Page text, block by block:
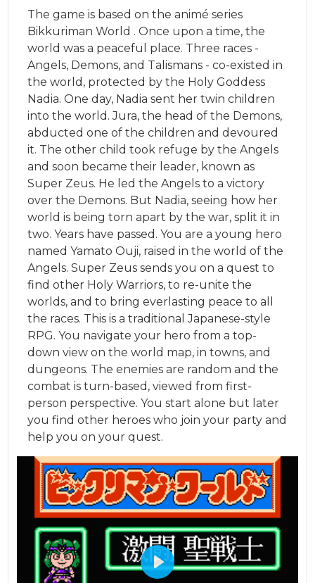
The game is based on the animé series
Bikkuriman World . Once upon a time, the
world was a peaceful place. Three races -
Angels, Demons, and Talismans - co-existed in
the world, protected by the Holy Goddess
Nadia. One day, Nadia sent her twin children
into the world. Jura, the head of the Demons,
abducted one of the children and devoured
it. The other child took refuge by the Angels
and soon became their leader, known as
Super Zeus. He led the Angels to a victory
over the Demons. But Nadia, seeing how her
world is being torn apart by the war, split it in
two. Years have passed. You are a young hero
named Yamato Ouji, raised in the world of the
Angels. Super Zeus sends you on a quest to
find other Holy Warriors, to re-unite the
worlds, and to bring everlasting peace to all
the races. This is a traditional Japanese-style
RPG. You navigate your hero from a top-
down view on the world map, in towns, and
dungeons. The enemies are random and the
combat is turn-based, viewed from first-
person perspective. You start alone but later
you find other heroes who join your party and
help you on your quest.
Play